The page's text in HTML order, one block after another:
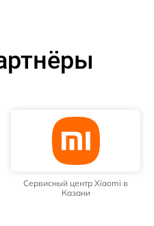
Сервисный центр Xiaomi в
Казани